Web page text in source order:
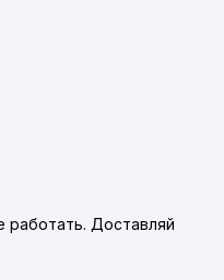
работать. Доставляй